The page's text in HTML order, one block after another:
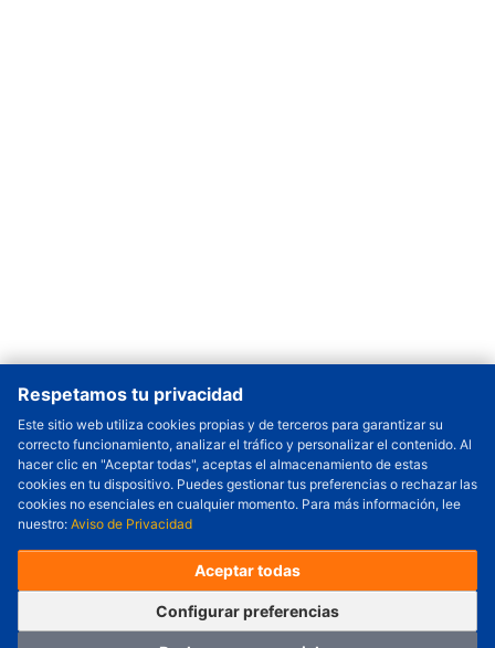
Respetamos tu privacidad
Este sitio web utiliza cookies propias y de terceros para garantizar su
correcto funcionamiento, analizar el tráfico y personalizar el contenido. Al
hacer clic en "Aceptar todas", aceptas el almacenamiento de estas
cookies en tu dispositivo. Puedes gestionar tus preferencias o rechazar las
cookies no esenciales en cualquier momento. Para más información, lee
nuestro: Aviso de Privacidad
Aceptar todas
Configurar preferencias
Cantidad a Ordenar - +
Revisar precio y fecha de envío
Precio unitario (USD) :---
(con IVA (USD)) :--- (con IVA (USD)) :---
---
Pedir ahora
Agregar al carrito